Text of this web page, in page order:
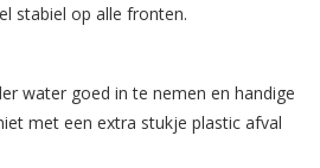
stabiel op alle fronten.
water goed in te nemen en handige
met een extra stukje plastic afval